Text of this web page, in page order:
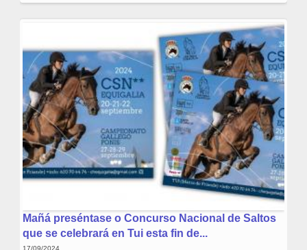
Mañá preséntase o Concurso Nacional de Saltos
que se celebrará en Tui esta fin de...
17/09/2024